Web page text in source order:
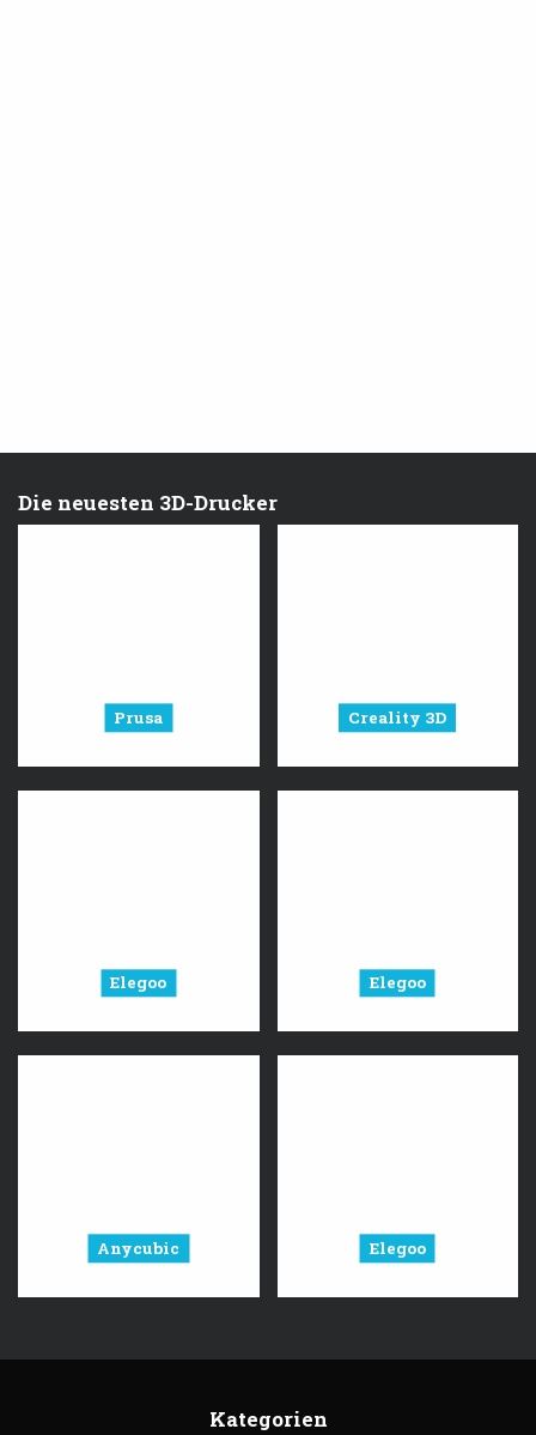
Die neuesten 3D-Drucker
Prusa Creality 3D
Elegoo Elegoo
Anycubic Elegoo
Kategorien